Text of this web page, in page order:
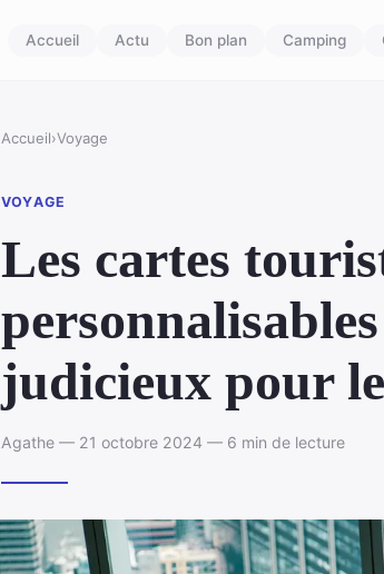
Accueil Actu Bon plan Camping
Accueil›Voyage
VOYAGE
Les cartes
judicieux pour
Agathe — 21 octobre 2024 — 6 min de lecture